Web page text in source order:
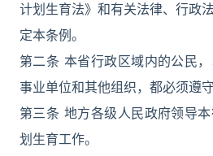
计划生育法》和有关法律、行政
定本条例。
第二条 本省行政区域内的公民
事业单位和其他组织，都必须遵守
第三条 地方各级人民政府领导
划生育工作。